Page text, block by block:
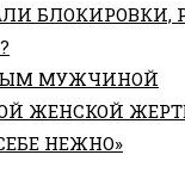
БЛОКИРОВКИ,
МУЖЧИНОЙ
ЖЕНСКОЙ
НЕЖНО»